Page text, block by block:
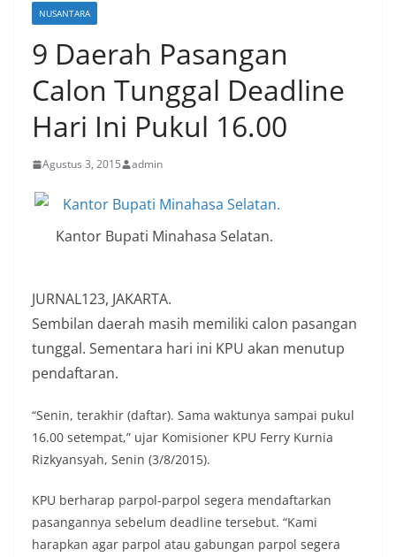
NUSANTARA
9 Daerah Pasangan
Calon Tunggal Deadline
Hari Ini Pukul 16.00
Agustus 3, 2015 admin
Kantor Bupati Minahasa Selatan.
JURNAL123, JAKARTA.
Sembilan daerah masih memiliki calon pasangan
tunggal. Sementara hari ini KPU akan menutup
pendaftaran.
“Senin, terakhir (daftar). Sama waktunya sampai pukul
16.00 setempat,” ujar Komisioner KPU Ferry Kurnia
Rizkyansyah, Senin (3/8/2015).
KPU berharap parpol-parpol segera mendaftarkan
pasangannya sebelum deadline tersebut. “Kami
harapkan agar parpol atau gabungan parpol segera